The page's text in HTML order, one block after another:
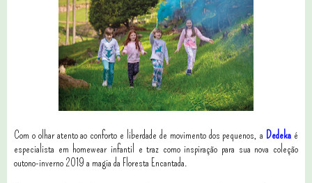
Com o olhar atento ao conforto e liberdade de movimento dos pequenos, a Dedeka é
especialista em homewear infantil e traz como inspiração para sua nova coleção
outono-inverno 2019 a magia da Floresta Encantada.